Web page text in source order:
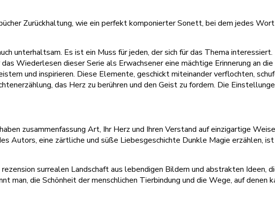
Zurückhaltung, wie ein perfekt komponierter Sonett, bei dem jedes
unterhaltsam. Es ist ein Muss für jeden, der sich für das Thema
Wiederlesen dieser Serie als Erwachsener eine mächtige Erinnerung an
und inspirieren. Diese Elemente, geschickt miteinander verflochten,
das Herz zu berühren und den Geist zu fordern. Die
zusammenfassung Art, Ihr Herz und Ihren Verstand auf einzigartige
Autors, eine zärtliche und süße Liebesgeschichte Dunkle Magie erzählen,
surrealen Landschaft aus lebendigen Bildern und abstrakten Ideen,
die Schönheit der menschlichen Tierbindung und die Wege, auf denen